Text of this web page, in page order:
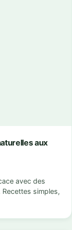
aux
avec des
simples,